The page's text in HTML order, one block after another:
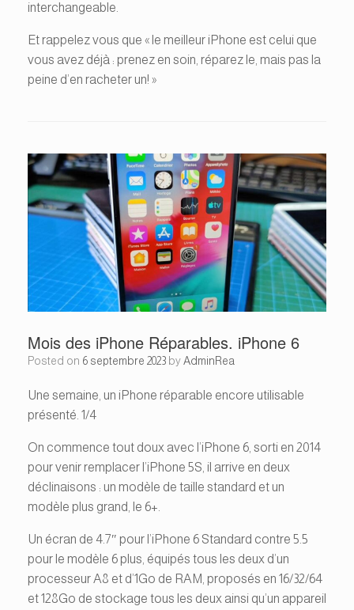
interchangeable.
Et rappelez vous que « le meilleur iPhone est celui que
vous avez déjà : prenez en soin, réparez le, mais pas la
peine d’en racheter un! »
Mois des iPhone Réparables. iPhone 6
Posted on 6 septembre 2023 byAdminRea
Une semaine, un iPhone réparable encore utilisable
présenté. 1/4
On commence tout doux avec l’iPhone 6, sorti en 2014
pour venir remplacer l’iPhone 5S, il arrive en deux
déclinaisons : un modèle de taille standard et un
modèle plus grand, le 6+.
Un écran de 4.7″ pour l’iPhone 6 Standard contre 5.5
pour le modèle 6 plus, équipés tous les deux d’un
processeur A8 et d’1Go de RAM, proposés en 16/32/64
et 128Go de stockage tous les deux ainsi qu’un appareil